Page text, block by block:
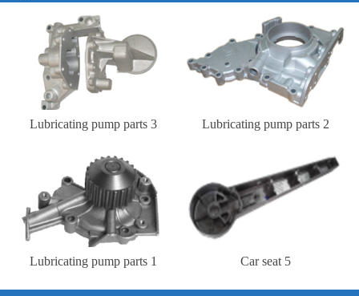
Lubricating pump parts 3 Lubricating pump parts 2
Lubricating pump parts 1 Car seat 5